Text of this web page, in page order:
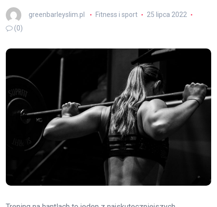
greenbarleyslim.pl Fitness i sport
25 lipca 2022
(0)